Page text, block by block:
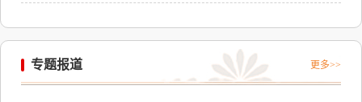
专题报道 更多>>